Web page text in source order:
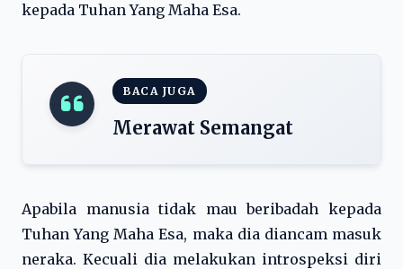
kepada Tuhan Yang Maha Esa.
BACA JUGA
Merawat Semangat
Apabila manusia tidak mau beribadah kepada
Tuhan Yang Maha Esa, maka dia diancam masuk
neraka. Kecuali dia melakukan introspeksi diri